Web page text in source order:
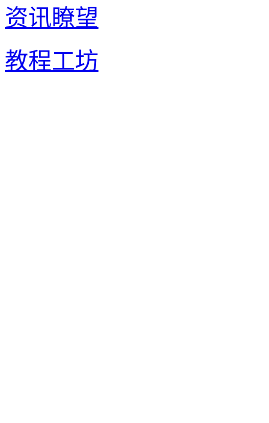
资讯瞭望
教程工坊